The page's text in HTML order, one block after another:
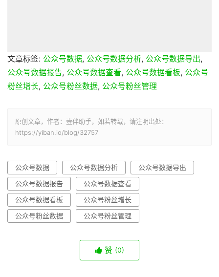
文章标签: 公众号数据, 公众号数据分析, 公众号数据导出,
公众号数据报告, 公众号数据查看, 公众号数据看板, 公众号
粉丝增长, 公众号粉丝数据, 公众号粉丝管理
原创文章，作者：壹伴助手，如若转载，请注明出处：
https://yiban.io/blog/32757
公众号数据 公众号数据分析
公众号数据导出
公众号数据报告
公众号数据查看
公众号数据看板
公众号粉丝增长
公众号粉丝数据
公众号粉丝管理
赞 (0)